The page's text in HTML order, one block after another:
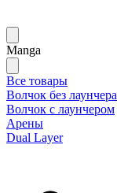
Manga
Все товары
Волчок без лаунчера
Волчок с лаунчером
Арены
Dual Layer